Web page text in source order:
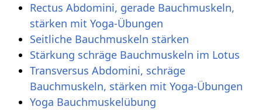
Rectus Abdomini, gerade Bauchmuskeln,
stärken mit Yoga-Übungen
Seitliche Bauchmuskeln stärken
Stärkung schräge Bauchmuskeln im Lotus
Transversus Abdomini, schräge
Bauchmuskeln, stärken mit Yoga-Übungen
Yoga Bauchmuskelübung